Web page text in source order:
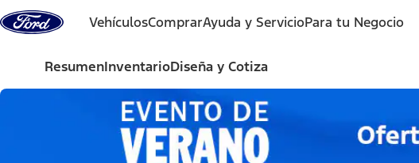
Saltar al contenido
VehículosComprarAyuda y ServicioPara tu Negocio
ResumenInventarioDiseña y Cotiza